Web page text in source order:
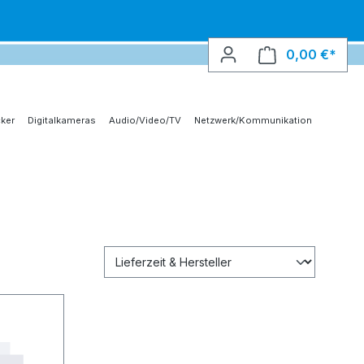
0,00 €*
Digitalkameras Audio/Video/TV Netzwerk/Kommunikation